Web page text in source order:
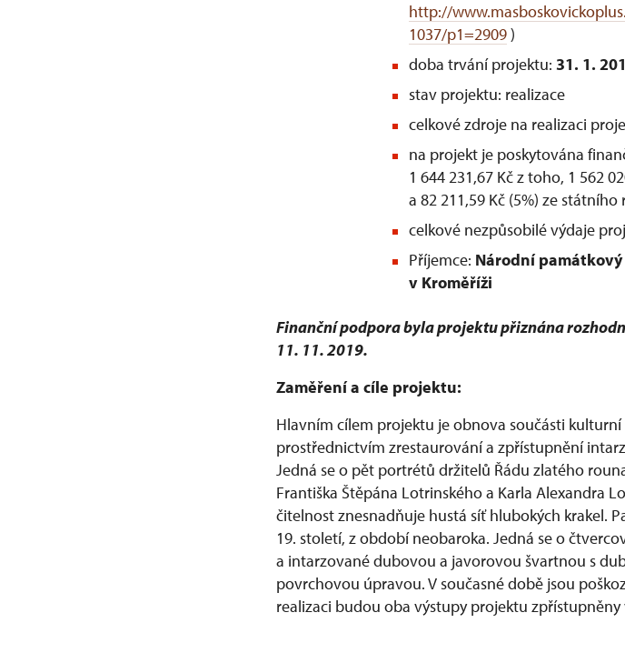
http://
1037/p1=2909)
doba trvání projektu: 31. 1.
stav projektu: realizace
celkové zdroje na realizaci
na projekt je poskytována
1 644 231,67 Kč z toho, 1 562
a 82 211,59 Kč (5%) ze
celkové nezpůsobilé výdaje
Příjemce: Národní
v Kroměříži
Finanční podpora byla projektu přiznána
11. 11. 2019.
Zaměření a cíle projektu:
Hlavním cílem projektu je obnova součásti
prostřednictvím zrestaurování a zpřístupnění
Jedná se o pět portrétů držitelů Řádu zlatého
Františka Štěpána Lotrinského a Karla Alexandra
čitelnost znesnadňuje hustá síť hlubokých krakel.
19. století, z období neobaroka. Jedná se o
a intarzované dubovou a javorovou švartnou s
povrchovou úpravou. V současné době jsou
realizaci budou oba výstupy projektu